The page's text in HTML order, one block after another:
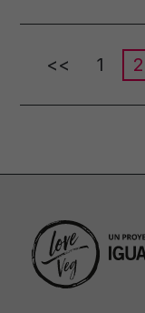
<< 1 2